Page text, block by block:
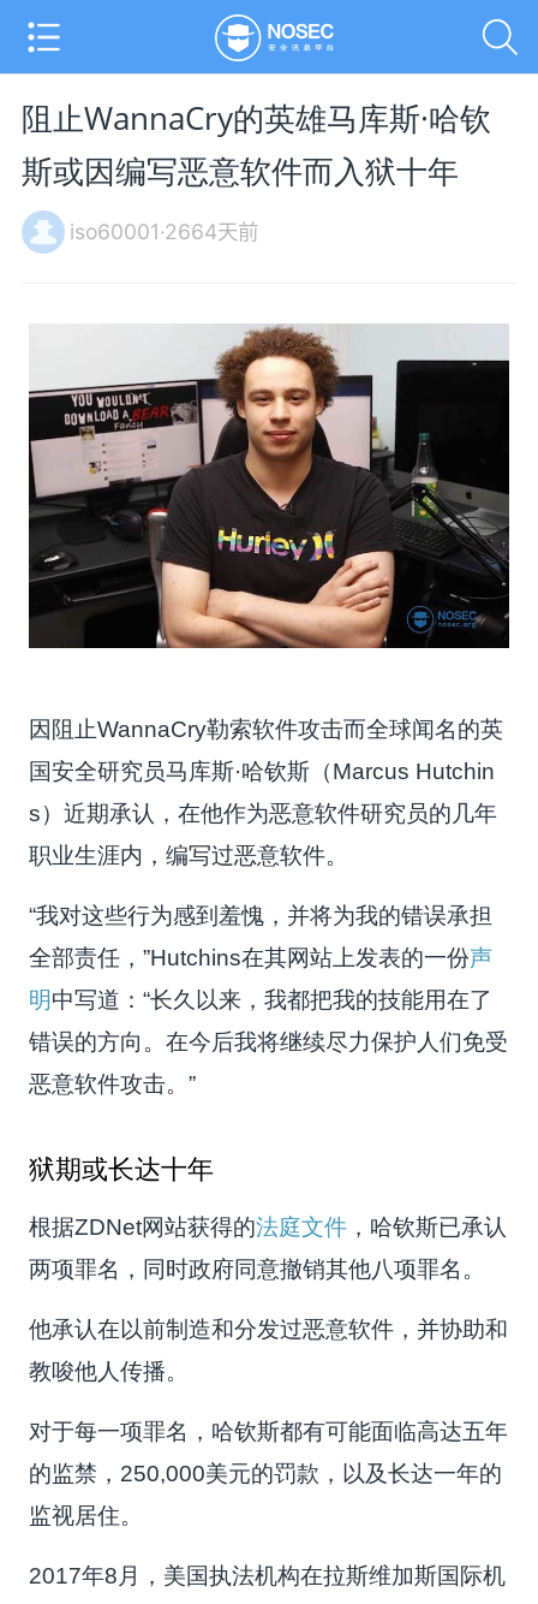
阻止WannaCry的英雄马库斯·哈钦
斯或因编写恶意软件而入狱十年
iso60001·2664天前
因阻止WannaCry勒索软件攻击而全球闻名的英
国安全研究员马库斯·哈钦斯（Marcus Hutchin
s）近期承认，在他作为恶意软件研究员的几年
职业生涯内，编写过恶意软件。
“我对这些行为感到羞愧，并将为我的错误承担
全部责任，”Hutchins在其网站上发表的一份声
明中写道：“长久以来，我都把我的技能用在了
错误的方向。在今后我将继续尽力保护人们免受
恶意软件攻击。”
狱期或长达十年
根据ZDNet网站获得的法庭文件 ，哈钦斯已承认
两项罪名，同时政府同意撤销其他八项罪名。
他承认在以前制造和分发过恶意软件，并协助和
教唆他人传播。
对于每一项罪名，哈钦斯都有可能面临高达五年
的监禁，250,000美元的罚款，以及长达一年的
监视居住。
2017年8月，美国执法机构在拉斯维加斯国际机